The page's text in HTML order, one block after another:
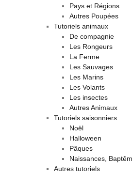
Pays et Régions
Autres Poupées
Tutoriels animaux
De compagnie
Les Rongeurs
La Ferme
Les Sauvages
Les Marins
Les Volants
Les insectes
Autres Animaux
Tutoriels saisonniers
Noël
Halloween
Pâques
Naissances,
Autres tutoriels